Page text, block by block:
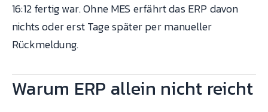
16:12 fertig war. Ohne MES erfährt das ERP davon
nichts oder erst Tage später per manueller
Rückmeldung.
Warum ERP allein nicht reicht